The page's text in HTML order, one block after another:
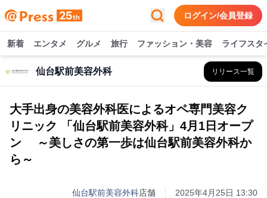
ログイン/会員登録
新着 エンタメ グルメ 旅行 ファッション・美容 ライフスタ
仙台駅前美容外科 リリース一覧
大手出身の美容外科医によるオペ専門美容ク
リニック 「仙台駅前美容外科」4月1日オープ
ン ～美しさの第一歩は仙台駅前美容外科か
ら～
仙台駅前美容外科店舗 2025年4月25日 13:30